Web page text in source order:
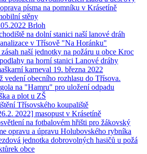
písma na pomníku v Krásetíně
stěny
Brloh
na dolní stanici naší lanové dráh
v Třísově "Na Horánku"
naší jednotky na požáru u obce Kroc
na horní stanici Lanové dráhy
karneval 19. března 2022
vedení obecního rozhlasu do Třísova.
na "Hamru" pro uložení odpadu
a plot u ZŠ
Třísovského koupaliště
2022] masopust v Krásetíně
na fotbalovém hřišti pro žákovský
opravu a úpravu Holubovského rybníka
jednotka dobrovolných hasičů u požá
obce